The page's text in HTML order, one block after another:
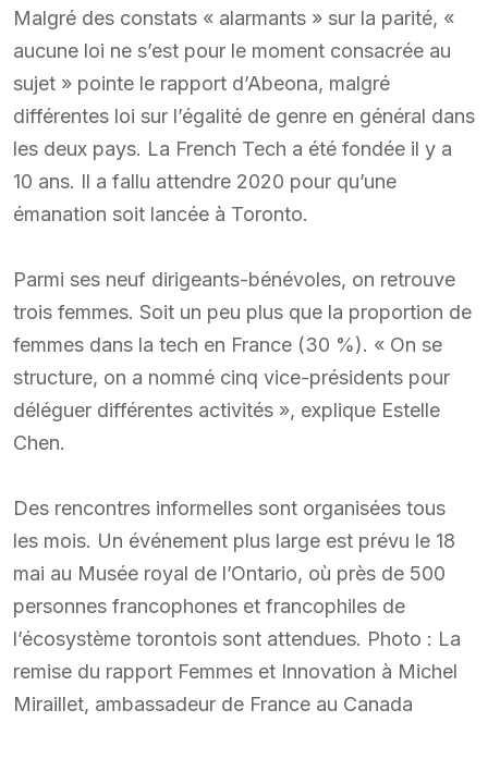
Malgré des constats « alarmants » sur la parité, «
aucune loi ne s’est pour le moment consacrée au
sujet » pointe le rapport d’Abeona, malgré
différentes loi sur l’égalité de genre en général dans
les deux pays. La French Tech a été fondée il y a
10 ans. Il a fallu attendre 2020 pour qu’une
émanation soit lancée à Toronto.
Parmi ses neuf dirigeants-bénévoles, on retrouve
trois femmes. Soit un peu plus que la proportion de
femmes dans la tech en France (30 %). « On se
structure, on a nommé cinq vice-présidents pour
déléguer différentes activités », explique Estelle
Chen.
Des rencontres informelles sont organisées tous
les mois. Un événement plus large est prévu le 18
mai au Musée royal de l’Ontario, où près de 500
personnes francophones et francophiles de
l’écosystème torontois sont attendues. Photo : La
remise du rapport Femmes et Innovation à Michel
Miraillet, ambassadeur de France au Canada